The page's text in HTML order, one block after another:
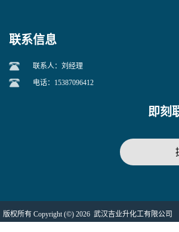
联系信息
联系人：刘经理
电话：15387096412
即刻
版权所有 Copyright (©) 2026 武汉吉业升化工有限公司